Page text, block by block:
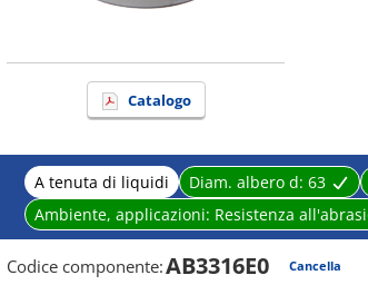
Catalogo
A tenuta di liquidi Diam. albero d: 63
Ambiente, applicazioni: Resistenza
Codice componente:AB3316E0 Cancella